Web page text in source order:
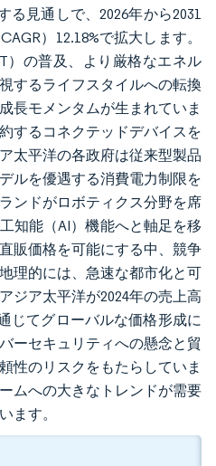
る見通しで、2026年から2031
）12.18%で拡大します。
）の普及、より厳格なエネル
するライフスタイルへの転換
長モメンタムが生まれていま
するコネクテッドデバイスを
太平洋の各政府は従来型製品
ルを優遇する消費電力制限を
ンドがロボティクス分野を席
知能（AI）機能へと軸足を移
販価格を可能にする中、競争
理的には、急速な都市化と可
ジア太平洋が2024年の売上高
じてグローバルな価格形成に
ーセキュリティへの懸念と貿
性のリスクをもたらしていま
ムへの大きなトレンドが需要
ます。